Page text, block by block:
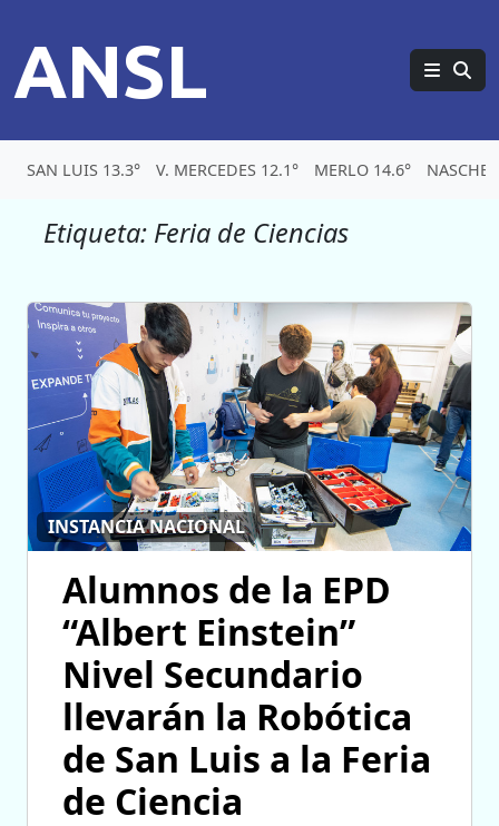
ANSL
SAN LUIS 13.3° V. MERCEDES 12.1° MERLO 14.6°
Etiqueta: Feria de Ciencias
INSTANCIA NACIONAL
Alumnos de la EPD
“Albert Einstein”
Nivel Secundario
llevarán la Robótica
de San Luis a la Feria
de Ciencia